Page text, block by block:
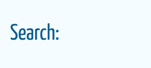
Search: